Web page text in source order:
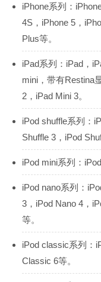
iPhone系列：
4S，iPhone 5，
Plus等。
iPad系列：iPad，
mini，带有Restina
2，iPad Mini 3。
iPod shuffle系列：
Shuffle 3，iPod
iPod mini系列：
iPod nano系列：
3，iPod Nano 4，
等。
iPod classic系列：
Classic 6等。